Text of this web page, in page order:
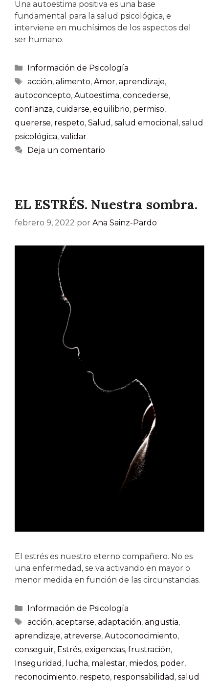
Una autoestima positiva es una base
fundamental para la salud psicológica, e
interviene en muchísimos de los aspectos del
ser humano.
Información de Psicología
acción, alimento, Amor, aprendizaje,
autoconcepto, Autoestima, concederse,
confianza, cuidarse, equilibrio, permiso,
quererse, respeto, Salud , salud emocional , salud
psicológica, validar
Deja un comentario
EL ESTRÉS. Nuestra sombra.
febrero 9, 2022 por Ana Sainz-Pardo
El estrés es nuestro eterno compañero. No es
una enfermedad, se va activando en mayor o
menor medida en función de las circunstancias.
Información de Psicología
acción, aceptarse, adaptación, angustia,
aprendizaje, atreverse, Autoconocimiento,
conseguir, Estrés, exigencias, frustración,
Inseguridad , lucha, malestar, miedos, poder,
reconocimiento, respeto, responsabilidad , salud